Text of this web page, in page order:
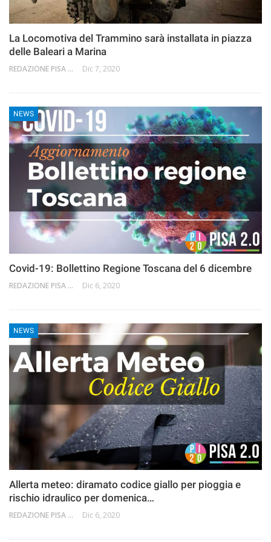
La Locomotiva del Trammino sarà installata in piazza
delle Baleari a Marina
REDAZIONE PISA 2.0 Dic 7, 2020
NEWS
Covid-19: Bollettino Regione Toscana del 6 dicembre
REDAZIONE PISA 2.0 Dic 6, 2020
NEWS
Allerta meteo: diramato codice giallo per pioggia e
rischio idraulico per domenica…
REDAZIONE PISA 2.0 Dic 6, 2020